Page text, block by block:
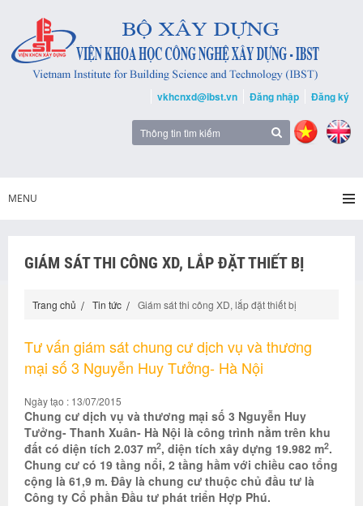
vkhcnxd@ibst.vn Đăng nhập Đăng ký
MENU
GIÁM SÁT THI CÔNG XD, LẮP ĐẶT THIẾT BỊ
Trang chủ Tin tức Giám sát thi công XD, lắp đặt thiết bị
Tư vấn giám sát chung cư dịch vụ và thương
mại số 3 Nguyễn Huy Tưởng- Hà Nội
Ngày tạo : 13/07/2015
Chung cư dịch vụ và thương mại số 3 Nguyễn Huy
Tưởng- Thanh Xuân- Hà Nội là công trình nằm trên khu
đất có diện tích 2.037 m2, diện tích xây dựng 19.982 m2.
Chung cư có 19 tầng nổi, 2 tầng hầm với chiều cao tổng
cộng là 61,9 m. Đây là chung cư thuộc chủ đầu tư là
Công ty Cổ phần Đầu tư phát triển Hợp Phú.